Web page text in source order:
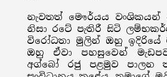
නැවතත් මෞර්යය
නිසා රටේ පැතිරී සිටි
විරෝධතා මුලින් ඔහු
ඔහු ඒවා පහසුවෙන්
අග්බෝ රජු පළමුව පාලන